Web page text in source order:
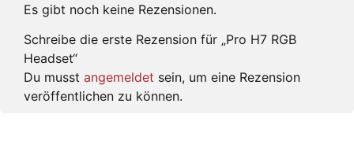
Es gibt noch keine Rezensionen.
Schreibe die erste Rezension für „Pro H7 RGB
Headset“
Du musst angemeldet sein, um eine Rezension
veröffentlichen zu können.